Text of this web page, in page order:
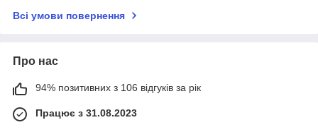
Всі умови повернення
Про нас
94% позитивних з 106 відгуків за рік
Працює з 31.08.2023